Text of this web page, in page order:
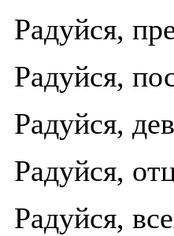
Радуйся,
Радуйся,
Радуйся,
Радуйся,
Радуйся,